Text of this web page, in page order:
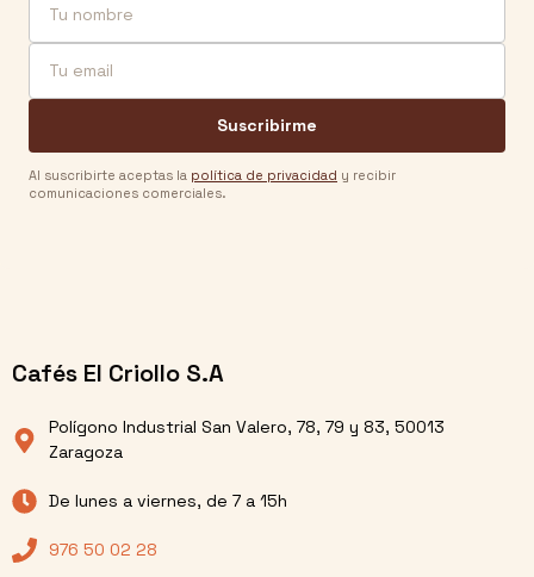
Suscribirme
Al suscribirte aceptas la política de privacidad y recibir
comunicaciones comerciales.
Cafés El Criollo S.A
Polígono Industrial San Valero, 78, 79 y 83, 50013
Zaragoza
De lunes a viernes, de 7 a 15h
976 50 02 28